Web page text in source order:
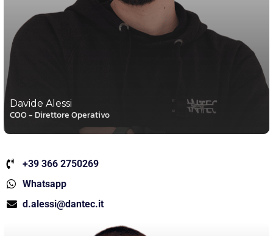
Davide Alessi
COO - Direttore Operativo
+39 366 2750269
Whatsapp
d.alessi@dantec.it